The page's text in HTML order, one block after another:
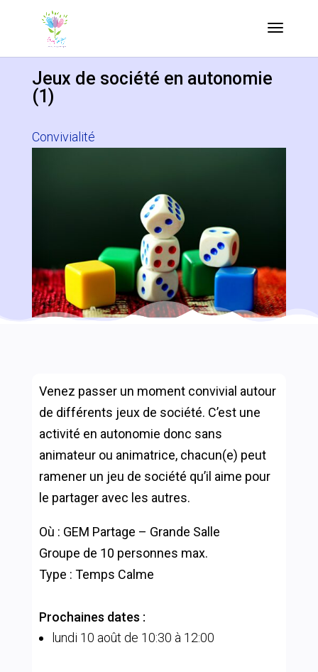
Jeux de société en autonomie
(1)
Convivialité
Venez passer un moment convivial autour
de différents jeux de société. C’est une
activité en autonomie donc sans
animateur ou animatrice, chacun(e) peut
ramener un jeu de société qu’il aime pour
le partager avec les autres.
Où : GEM Partage – Grande Salle
Groupe de 10 personnes max.
Type : Temps Calme
Prochaines dates :
lundi 10 août de 10:30 à 12:00